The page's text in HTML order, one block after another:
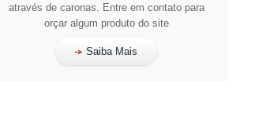
através de caronas. Entre em contato para
orçar algum produto do site
Saiba Mais